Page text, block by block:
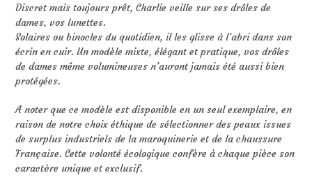
Discret mais toujours prêt, Charlie veille sur ses drôles de
dames, vos lunettes.
Solaires ou binocles du quotidien, il les glisse à l’abri dans son
écrin en cuir. Un modèle mixte, élégant et pratique, vos drôles
de dames même volumineuses n’auront jamais été aussi bien
protégées.
A noter que ce modèle est disponible en un seul exemplaire, en
raison de notre choix éthique de sélectionner des peaux issues
de surplus industriels de la maroquinerie et de la chaussure
Française. Cette volonté écologique confère à chaque pièce son
caractère unique et exclusif.